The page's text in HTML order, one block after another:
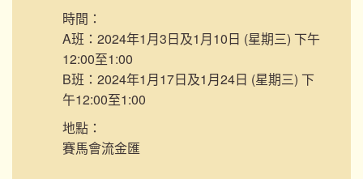
時間：
A班：2024年1月3日及1月10日 (星期三) 下午
12:00至1:00
B班：2024年1月17日及1月24日 (星期三) 下
午12:00至1:00
地點：
賽馬會流金匯